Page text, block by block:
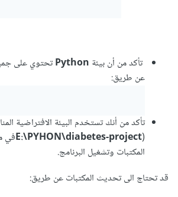
تأكد من أن بيئة Python تحتوي على
عن طريق:
تأكد من أنك تستخدم البيئة الافتراضية
E:\PYHON\diabetes-projectفي
المكتبات وتشغيل البرنامج.
قد تحتاج الى تحديث المكتبات عن طريق: